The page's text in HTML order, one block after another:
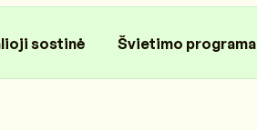
sostinė Švietimo programa